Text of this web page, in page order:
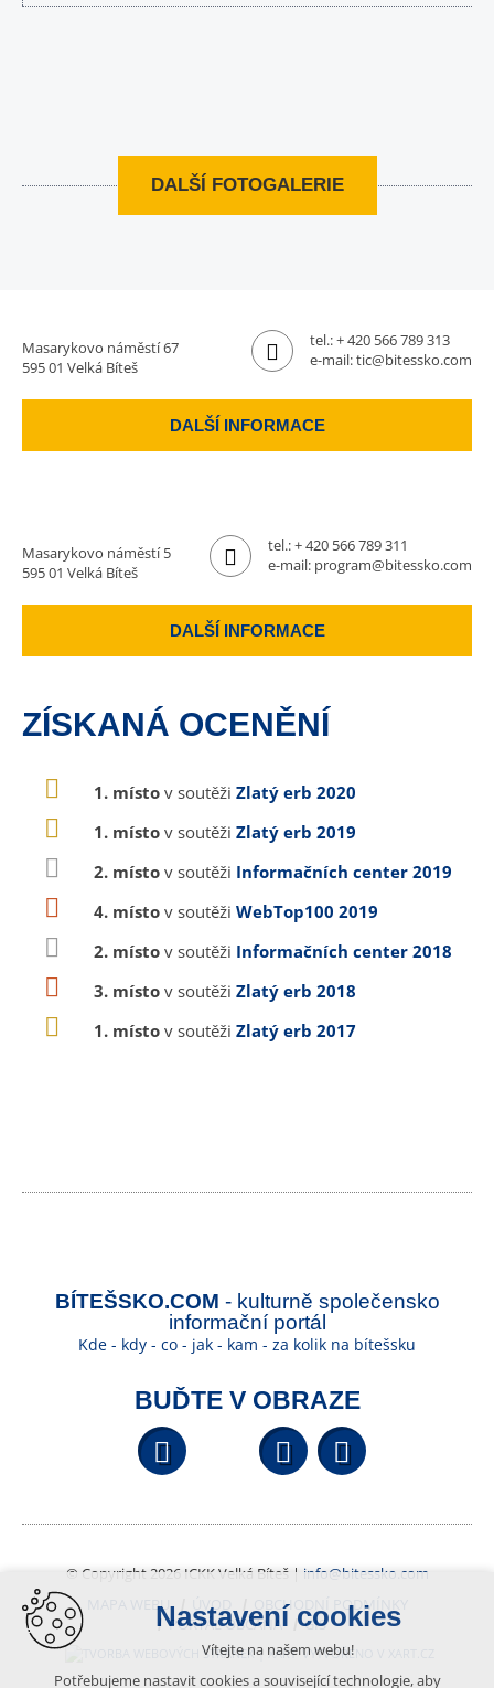
DALŠÍ FOTOGALERIE
Masarykovo náměstí 67
595 01 Velká Bíteš
tel.:+ 420 566 789 313
e-mail:tic@bitessko.com
DALŠÍ INFORMACE
Masarykovo náměstí 5
595 01 Velká Bíteš
tel.:+ 420 566 789 311
e-mail: program@bitessko.com
DALŠÍ INFORMACE
ZÍSKANÁ OCENĚNÍ
1. místo v soutěži Zlatý erb 2020
1. místo v soutěži Zlatý erb 2019
2. místo v soutěži Informačních center 2019
4. místo v soutěži WebTop100 2019
2. místo v soutěži Informačních center 2018
3. místo v soutěži Zlatý erb 2018
1. místo v soutěži Zlatý erb 2017
BÍTEŠSKO.COM - kulturně společensko
informační portál
Kde - kdy - co - jak - kam - za kolik na bítešsku
BUĎTE V OBRAZE
Facebook YouTube
© Copyright 2026 ICKK Velká Bíteš | info@bitessko.com
MAPA WEBU
ÚVOD
OBCHODNÍ PODMÍNKY
PORTÁL OBČANA
GIS
VYTVOŘENO V XART.CZ
Nastavení cookies
Vítejte na našem webu!
Potřebujeme nastavit cookies a související technologie, aby